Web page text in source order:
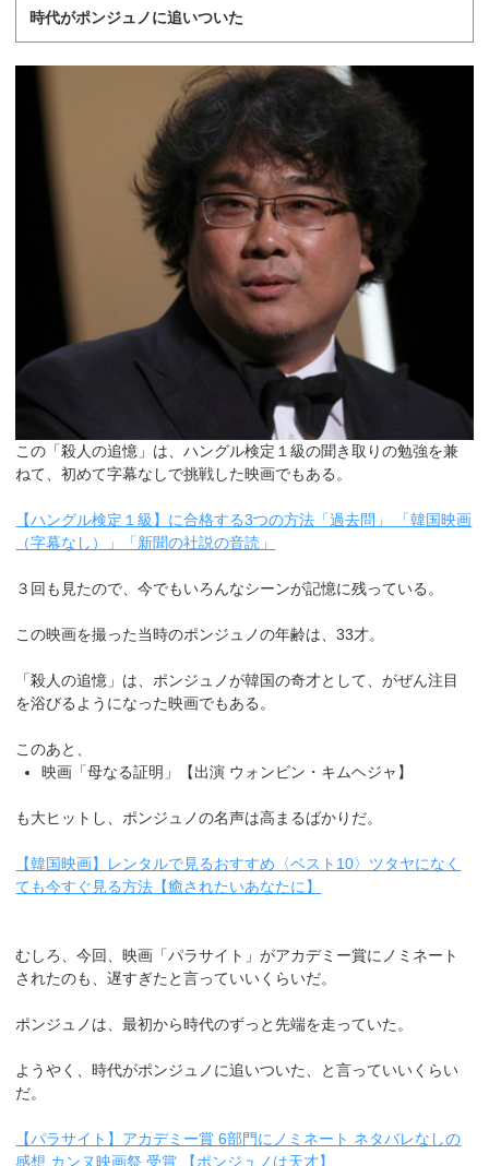
時代がポンジュノに追いついた
この「殺人の追憶」は、ハングル検定１級の聞き取りの勉強を兼
ねて、初めて字幕なしで挑戦した映画でもある。
【ハングル検定１級】に合格する3つの方法「過去問」 「韓国映画
（字幕なし）」「新聞の社説の音読」
３回も見たので、今でもいろんなシーンが記憶に残っている。
この映画を撮った当時のポンジュノの年齢は、33才。
「殺人の追憶」は、ポンジュノが韓国の奇才として、がぜん注目
を浴びるようになった映画でもある。
このあと、
映画「母なる証明」【出演 ウォンビン・キムヘジャ】
も大ヒットし、ポンジュノの名声は高まるばかりだ。
【韓国映画】レンタルで見るおすすめ〈ベスト10〉ツタヤになく
ても今すぐ見る方法【癒されたいあなたに】
むしろ、今回、映画「パラサイト」がアカデミー賞にノミネート
されたのも、遅すぎたと言っていいくらいだ。
ポンジュノは、最初から時代のずっと先端を走っていた。
ようやく、時代がポンジュノに追いついた、と言っていいくらい
だ。
【パラサイト】アカデミー賞 6部門にノミネート ネタバレなしの
感想 カンヌ映画祭 受賞 【ポンジュノは天才】